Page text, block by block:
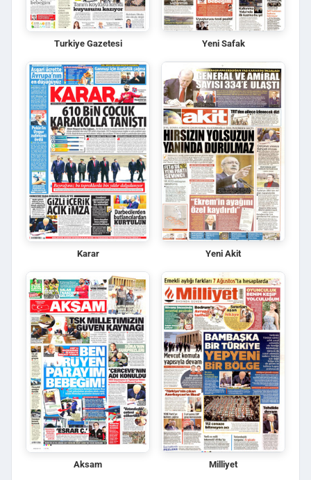
Turkiye Gazetesi Yeni Safak
Karar Yeni Akit
Aksam Milliyet